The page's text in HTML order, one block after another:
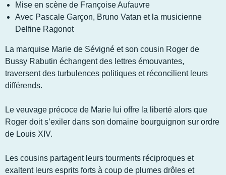
Mise en scène de Françoise Aufauvre
Avec Pascale Garçon, Bruno Vatan et la musicienne
Delfine Ragonot
La marquise Marie de Sévigné et son cousin Roger de
Bussy Rabutin échangent des lettres émouvantes,
traversent des turbulences politiques et réconcilient leurs
différends.
Le veuvage précoce de Marie lui offre la liberté alors que
Roger doit s’exiler dans son domaine bourguignon sur ordre
de Louis XIV.
Les cousins partagent leurs tourments réciproques et
exaltent leurs esprits forts à coup de plumes drôles et